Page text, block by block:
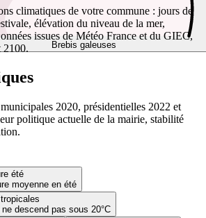
Brebis galeuses
été
moyenne en été
descend pas sous 20°C
climatiques de votre commune : jours de
élévation du niveau de la mer,
issues de Météo France et du GIEC,
2100.
2020, présidentielles 2022 et
politique actuelle de la mairie, stabilité